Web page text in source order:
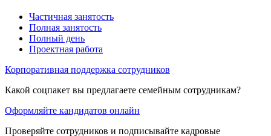
Частичная занятость
Полная занятость
Полный день
Проектная работа
Корпоративная поддержка сотрудников
Какой соцпакет вы предлагаете семейным сотрудникам?
Оформляйте кандидатов онлайн
Проверяйте сотрудников и подписывайте кадровые